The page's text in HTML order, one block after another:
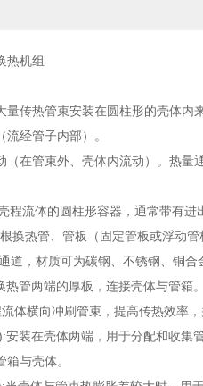
机组
热管束安装在圆柱形的壳体内来
经管子内部）。
管束外、壳体内流动）。热量
流体的圆柱形容器，通常带有进
热管、管板（固定管板或浮动管
，材质可为碳钢、不锈钢、铜合
两端的厚板，连接壳体与管箱。
横向冲刷管束，提高传热效率，
在壳体两端，用于分配和收集管
与壳体。